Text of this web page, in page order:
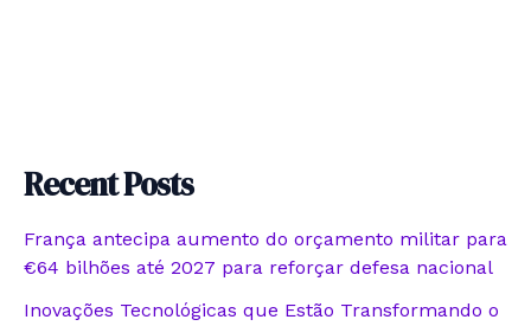
Recent Posts
França antecipa aumento do orçamento militar para
€64 bilhões até 2027 para reforçar defesa nacional
Inovações Tecnológicas que Estão Transformando o